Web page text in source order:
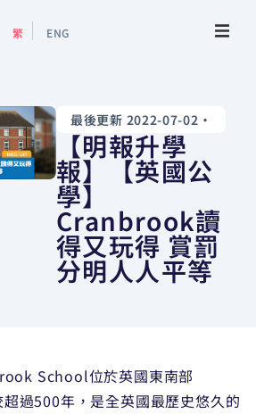
繁 ENG
動
南
最後更新 2022-07-02 •
【明報升學
報】【英國公
學】
Cranbrook讀
得又玩得 賞罰
分明人人平等
School位於英國東南部
過500年，是全英國最歷史悠久的